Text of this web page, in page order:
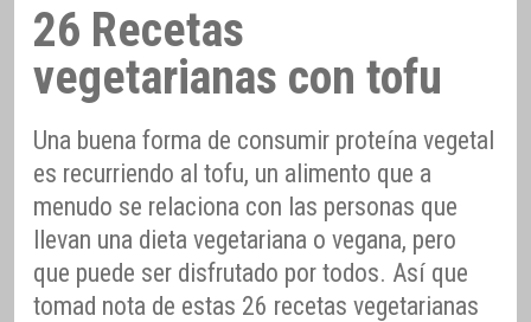
26 Recetas
vegetarianas con tofu
Una buena forma de consumir proteína vegetal
es recurriendo al tofu, un alimento que a
menudo se relaciona con las personas que
llevan una dieta vegetariana o vegana, pero
que puede ser disfrutado por todos. Así que
tomad nota de estas 26 recetas vegetarianas